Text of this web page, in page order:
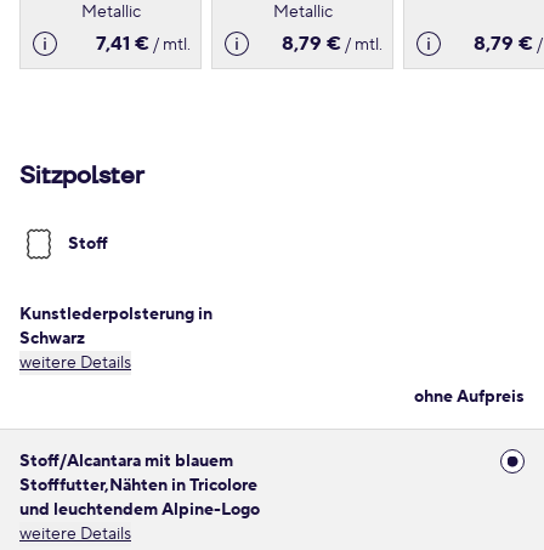
Metallic
7,41 €/ mtl.
Metallic
8,79 €/ mtl. 8,79 €
Sitzpolster
Stoff
Kunstlederpolsterung in
Schwarz
weitere Details
ohne Aufpreis
Stoff/Alcantara mit blauem
Stofffutter,Nähten in Tricolore
und leuchtendem Alpine-Logo
weitere Details